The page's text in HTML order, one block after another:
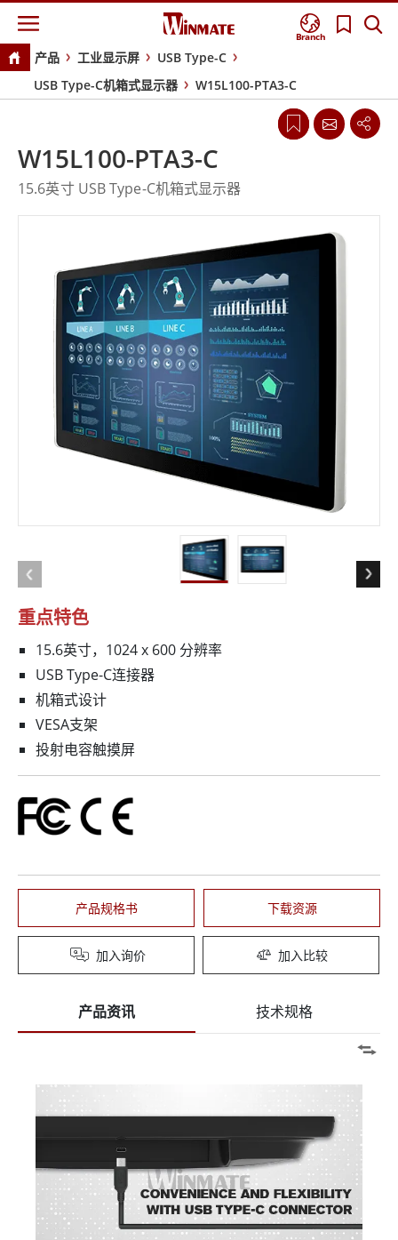
Branch
产品 工业显示屏
USB Type-C
USB Type-C机箱式显示器
W15L100-PTA3-C
重点特色
15.6英寸，1024 x 600 分辨率
USB Type-C连接器
机箱式设计
VESA支架
投射电容触摸屏
产品规格书 下载资源
加入询价 加入比较
W15L100-PTA3-C
15.6英寸 USB Type-C机箱式显示器
产品资讯 技术规格